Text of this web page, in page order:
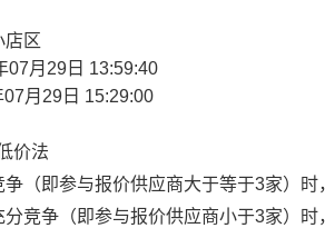
店区
07月29日 13:59:40
07月29日 15:29:00
价法
（即参与报价供应商大于等于3家）
竞争（即参与报价供应商小于3家）